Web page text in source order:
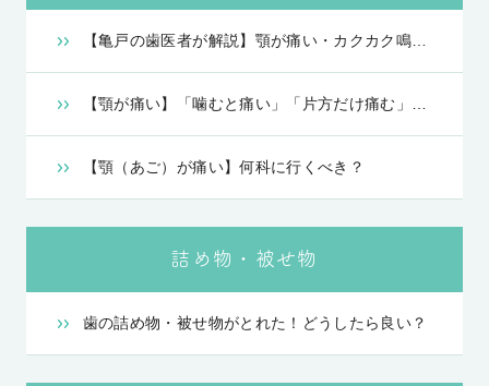
【顎（あご）が痛い】何科に行くべき？
詰め物・被せ物
歯の詰め物・被せ物がとれた！どうしたら良い？